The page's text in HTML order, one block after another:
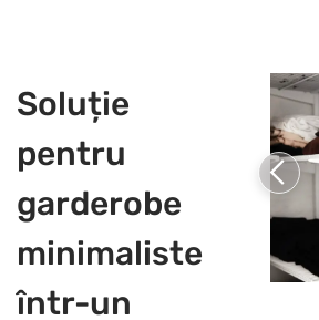
Soluție
pentru
garderobe
minimaliste
într-un